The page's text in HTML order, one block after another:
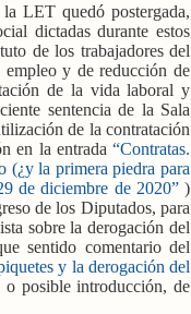
LET quedó postergada,
dictadas durante estos
de los trabajadores del
y de reducción de
de la vida laboral y
sentencia de la Sala
de la contratación
en la entrada “Contratas.
(¿y la primera piedra para
de diciembre de 2020” )
de los Diputados, para
sobre la derogación del
sentido comentario del
y la derogación del
o posible introducción, de